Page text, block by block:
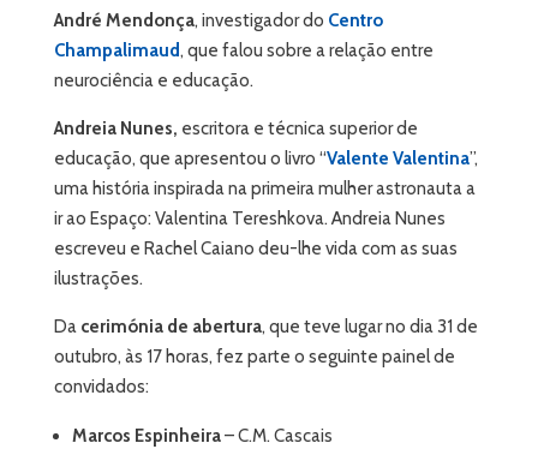
André Mendonça, investigador do Centro
Champalimaud, que falou sobre a relação entre
neurociência e educação.
Andreia Nunes, escritora e técnica superior de
educação, que apresentou o livro “Valente Valentina”,
uma história inspirada na primeira mulher astronauta a
ir ao Espaço: Valentina Tereshkova. Andreia Nunes
escreveu e Rachel Caiano deu-lhe vida com as suas
ilustrações.
Da cerimónia de abertura, que teve lugar no dia 31 de
outubro, às 17 horas, fez parte o seguinte painel de
convidados:
Marcos Espinheira– C.M. Cascais